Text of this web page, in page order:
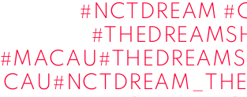
#NCTDREAM
#MACAU
CAU